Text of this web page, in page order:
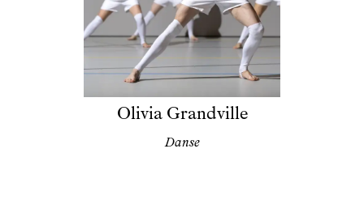
Olivia Grandville
Danse